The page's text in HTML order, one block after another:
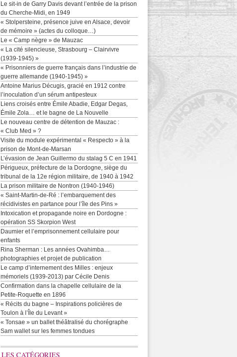
Le sit-in de Garry Davis devant l’entrée de la prison
du Cherche-Midi, en 1949
« Stolpersteine, présence juive en Alsace, devoir
de mémoire » (actes du colloque…)
Le « Camp nègre » de Mauzac
« La cité silencieuse, Strasbourg – Clairvivre
(1939-1945) »
« Prisonniers de guerre français dans l’industrie de
guerre allemande (1940-1945) »
Antoine Marius Décugis, gracié en 1912 contre
l’inoculation d’un sérum antipesteux
Liens croisés entre Émile Abadie, Edgar Degas,
Émile Zola… et le bagne de La Nouvelle
Le nouveau centre de détention de Mauzac :
« Club Med » ?
Visite du module expérimental « Respecto » à la
prison de Mont-de-Marsan
L’évasion de Jean Guillermo du stalag 5 C en 1941
Périgueux, préfecture de la Dordogne, siège du
tribunal de la 12e région militaire, de 1940 à 1942
La prison militaire de Nontron (1940-1946)
« Saint-Martin-de-Ré : l’embarquement des
récidivistes en partance pour l’île des Pins »
Intoxication et propagande noire en Dordogne :
opération SS Skorpion West
Daumier et l’emprisonnement cellulaire pour
enfants
Rina Sherman : Les années Ovahimba…
photographies et projet de publication
Le camp d’internement des Milles : enjeux
mémoriels (1939-2013) par Cécile Denis
Confirmation dans la chapelle cellulaire de la
Petite-Roquette en 1896
« Récits du bagne – Inspirations policières de
Toulon à l’Île du Levant »
« Tonsae » un ballet théâtralisé du chorégraphe
Sam wallet sur les femmes tondues
LES CATÉGORIES